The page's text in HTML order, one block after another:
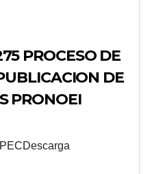
PROCESO DE
DE
PRONOEI